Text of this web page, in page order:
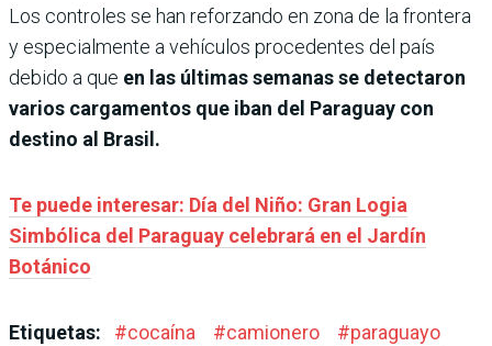
Los controles se han reforzando en zona de la frontera
y especialmente a vehículos procedentes del país
debido a que en las últimas semanas se detectaron
varios cargamentos que iban del Paraguay con
destino al Brasil.
Te puede interesar: Día del Niño: Gran Logia
Simbólica del Paraguay celebrará en el Jardín
Botánico
Etiquetas: #cocaína #camionero #paraguayo